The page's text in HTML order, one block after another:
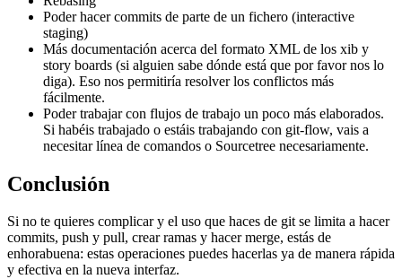
Poder hacer commits de parte de un fichero (interactive
staging)
Más documentación acerca del formato XML de los xib y
story boards (si alguien sabe dónde está que por favor nos lo
diga). Eso nos permitiría resolver los conflictos más
fácilmente.
Poder trabajar con flujos de trabajo un poco más elaborados.
Si habéis trabajado o estáis trabajando con git-flow, vais a
necesitar línea de comandos o Sourcetree necesariamente.
Conclusión
Si no te quieres complicar y el uso que haces de git se limita a hacer
commits, push y pull, crear ramas y hacer merge, estás de
enhorabuena: estas operaciones puedes hacerlas ya de manera rápida
y efectiva en la nueva interfaz.